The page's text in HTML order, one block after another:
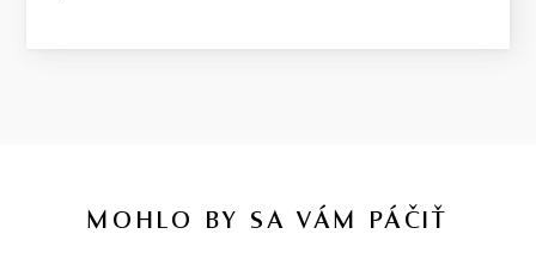
MOHLO BY SA VÁM PÁČIŤ